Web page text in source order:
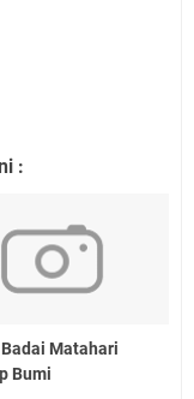
:
Matahari
Bumi